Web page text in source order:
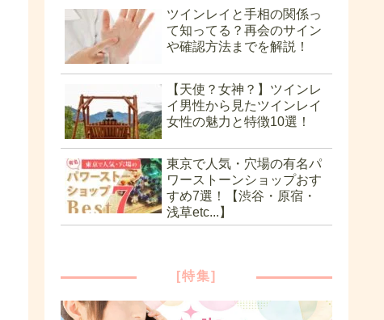
ツインレイと手相の関係っ
て知ってる？再会のサイン
や確認方法までを解説！
【天使？女神？】ツインレ
イ男性から見たツインレイ
女性の魅力と特徴10選！
東京で人気・穴場の有名パ
ワーストーンショップおす
すめ7選！【渋谷・原宿・
浅草etc...】
[特集]